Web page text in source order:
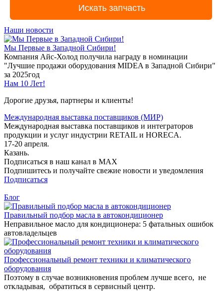
Наши новости
Мы Первые в Западной Сибири!
Компания Айс-Холод получила награду в номинации
"Лучшие продажи оборудования MIDEA в Западной Сибири"
за 2025год
Нам 10 Лет!
Дорогие друзья, партнеры и клиенты!
Международная выставка поставщиков (МИР)
Международная выставка поставщиков и интеграторов
продукции и услуг индустрии RETAIL и HORECA.
17-20 апреля.
Казань.
Подписаться в наш канал в MAX
Подпишитесь и получайте свежие новости и уведомления
Подписаться
Блог
Правильный подбор масла в автокондиционер
Неправильное масло для кондиционера: 5 фатальных ошибок
автовладельцев
Профессиональный ремонт техники и климатического
оборудования
Поэтому в случае возникновения проблем лучше всего, не
откладывая, обратиться в сервисный центр.